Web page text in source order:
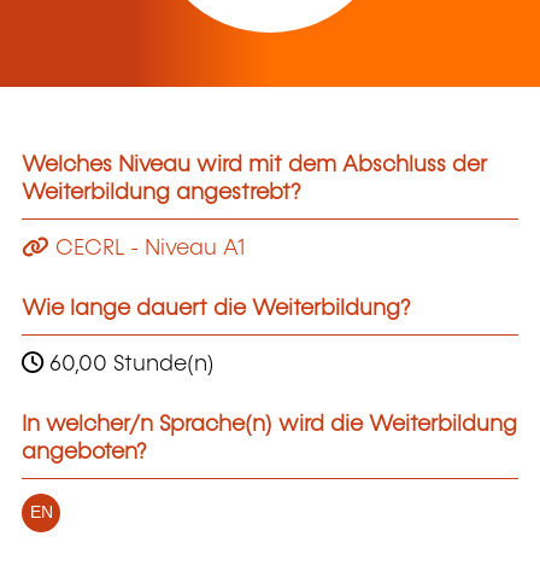
Welches Niveau wird mit dem Abschluss der
Weiterbildung angestrebt?
CECRL - Niveau A1
Wie lange dauert die Weiterbildung?
60,00 Stunde(n)
In welcher/n Sprache(n) wird die Weiterbildung
angeboten?
EN